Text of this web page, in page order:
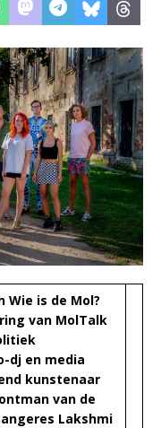
Wie is de Mol?
van MolTalk
dj en media
kunstenaar
van de
Lakshmi